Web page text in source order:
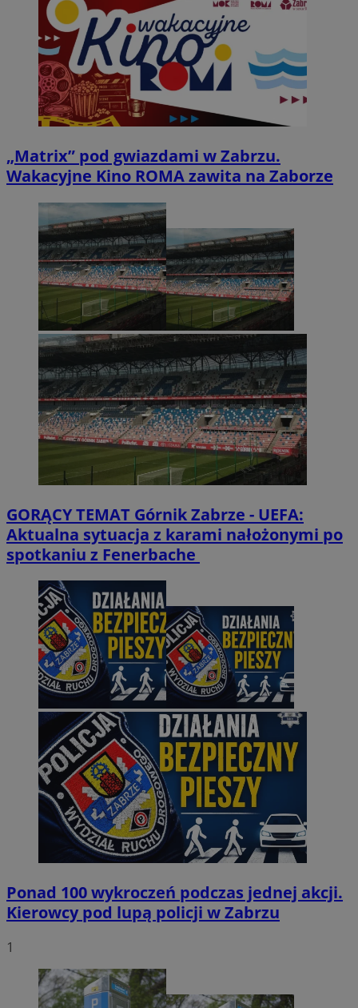
„Matrix” pod gwiazdami w Zabrzu.
Wakacyjne Kino ROMA zawita na Zaborze
GORĄCY TEMAT Górnik Zabrze - UEFA:
Aktualna sytuacja z karami nałożonymi po
spotkaniu z Fenerbache
Ponad 100 wykroczeń podczas jednej akcji.
Kierowcy pod lupą policji w Zabrzu
1